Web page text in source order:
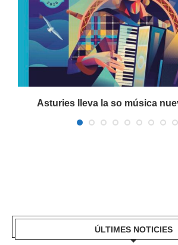
Asturies lleva la so música
ÚLTIMES NOTICIES